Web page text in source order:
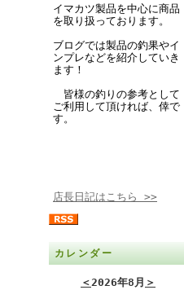
イマカツ製品を中心に商品
を取り扱っております。
ブログでは製品の釣果やイ
ンプレなどを紹介していき
ます！
皆様の釣りの参考として
ご利用して頂ければ、倖で
す。
店長日記はこちら >>
カレンダー
＜2026年8月 ＞